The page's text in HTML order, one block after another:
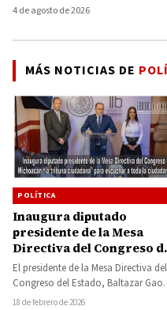
4 de agosto de 2026
MÁS NOTICIAS DE
POLÍTICA
Inaugura diputado
presidente de la Mesa
Directiva del Congreso
Michoacán “la tribuna
ciudadana” para escuchar
a toda la ciudadanía
El presidente de la Mesa Directiva del
Congreso del Estado, Baltazar
García, inauguró “la tribuna
18 de febrero de 2026